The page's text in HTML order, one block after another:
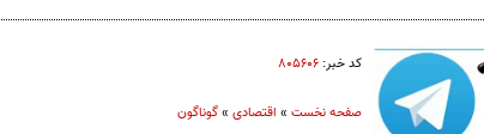
کد خبر: ۸۰۵۶۰۶
صفحه نخست» اقتصادی»گوناگون